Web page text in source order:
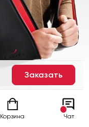
Заказать
Корзина Чат